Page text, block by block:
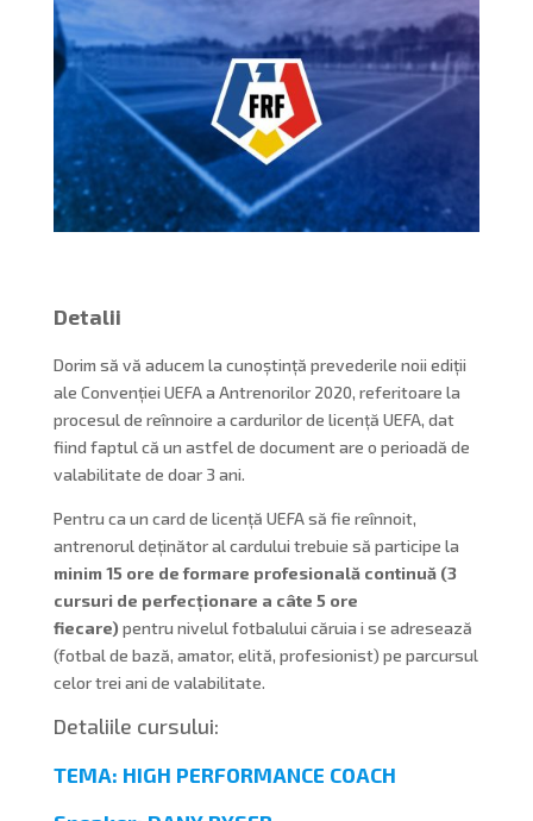
Detalii
Dorim să vă aducem la cunoștință prevederile noii ediții
ale Convenției UEFA a Antrenorilor 2020, referitoare la
procesul de reînnoire a cardurilor de licență UEFA, dat
fiind faptul că un astfel de document are o perioadă de
valabilitate de doar 3 ani.
Pentru ca un card de licență UEFA să fie reînnoit,
antrenorul deținător al cardului trebuie să participe la
minim 15 ore de formare profesională continuă (3
cursuri de perfecționare a câte 5 ore
fiecare) pentru nivelul fotbalului căruia i se adresează
(fotbal de bază, amator, elită, profesionist) pe parcursul
celor trei ani de valabilitate.
Detaliile cursului:
TEMA: HIGH PERFORMANCE COACH